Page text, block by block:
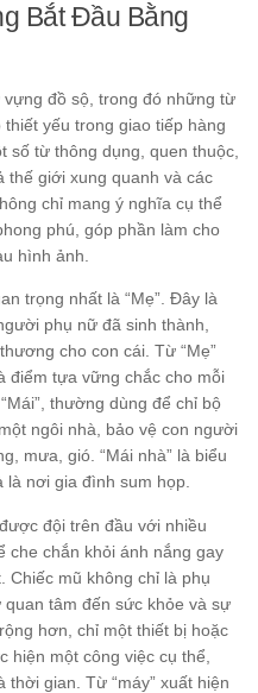
Bắt Đầu Bằng
đồ sộ, trong đó những từ
thiết yếu trong giao tiếp hàng
số từ thông dụng, quen thuộc,
thế giới xung quanh và các
chỉ mang ý nghĩa cụ thể
phú, góp phần làm cho
hình ảnh.
trọng nhất là “Mẹ”. Đây là
phụ nữ đã sinh thành,
cho con cái. Từ “Mẹ”
điểm tựa vững chắc cho mỗi
thường dùng để chỉ bộ
ngôi nhà, bảo vệ con người
mưa, gió. “Mái nhà” là biểu
là nơi gia đình sum họp.
đội trên đầu với nhiều
che chắn khỏi ánh nắng gay
mũ không chỉ là phụ
tâm đến sức khỏe và sự
hơn, chỉ một thiết bị hoặc
hiện một công việc cụ thể,
gian. Từ “máy” xuất hiện